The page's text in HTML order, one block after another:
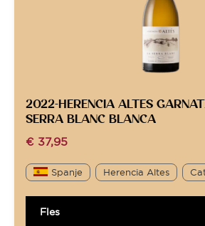
2022-HERENCIA ALTES
SERRA BLANC BLANCA
€ 37,95
Spanje Herencia Altes
Fles